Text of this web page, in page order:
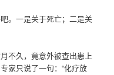
。一是关于死亡；二是关
不久，竟意外被查出患上
家只说了一句：“化疗放